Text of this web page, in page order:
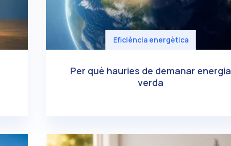
Eficiència energètica
Per què hauries de demanar energia
verda